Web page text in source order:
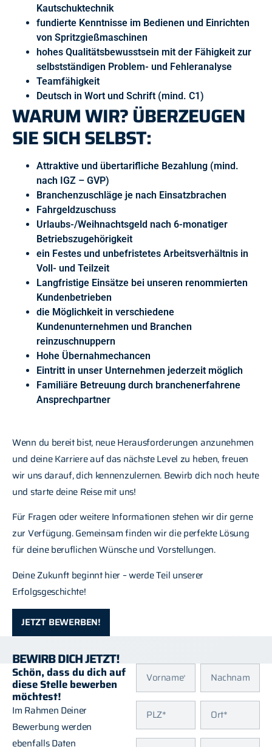
Kautschuktechnik
fundierte Kenntnisse im Bedienen und Einrichten
von Spritzgießmaschinen
hohes Qualitätsbewusstsein mit der Fähigkeit zur
selbstständigen Problem- und Fehleranalyse
Teamfähigkeit
Deutsch in Wort und Schrift (mind. C1)
WARUM WIR? ÜBERZEUGEN
SIE SICH SELBST:
Attraktive und übertarifliche Bezahlung (mind.
nach IGZ – GVP)
Branchenzuschläge je nach Einsatzbrachen
Fahrgeldzuschuss
Urlaubs-/Weihnachtsgeld nach 6-monatiger
Betriebszugehörigkeit
ein Festes und unbefristetes Arbeitsverhältnis in
Voll- und Teilzeit
Langfristige Einsätze bei unseren renommierten
Kundenbetrieben
die Möglichkeit in verschiedene
Kundenunternehmen und Branchen
reinzuschnuppern
Hohe Übernahmechancen
Eintritt in unser Unternehmen jederzeit möglich
Familiäre Betreuung durch branchenerfahrene
Ansprechpartner
Wenn du bereit bist, neue Herausforderungen anzunehmen
und deine Karriere auf das nächste Level zu heben, freuen
wir uns darauf, dich kennenzulernen. Bewirb dich noch heute
und starte deine Reise mit uns!
Für Fragen oder weitere Informationen stehen wir dir gerne
zur Verfügung. Gemeinsam finden wir die perfekte Lösung
für deine beruflichen Wünsche und Vorstellungen.
Deine Zukunft beginnt hier – werde Teil unserer
Erfolgsgeschichte!
JETZT BEWERBEN!
BEWIRB DICH JETZT!
Schön, dass du dich auf
diese Stelle bewerben
möchtest!
Im Rahmen Deiner
Bewerbung werden
ebenfalls Daten